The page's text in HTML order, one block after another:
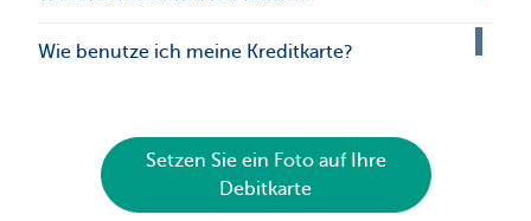
Wie benutze ich meine Kreditkarte?
Setzen Sie ein Foto auf Ihre
Debitkarte